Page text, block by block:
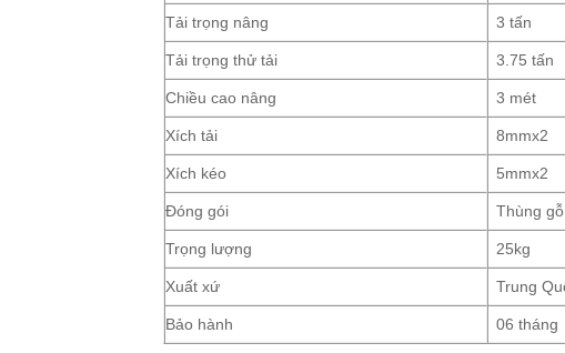
Tải trọng nâng 3 tấn
Tải trọng thử tải 3.75 tấn
Chiều cao nâng 3 mét
Xích tải 8mmx2
Xích kéo 5mmx2
Đóng gói Thùng gỗ
Trọng lượng 25kg
Xuất xứ Trung
Bảo hành 06 tháng